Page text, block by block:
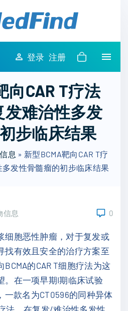
登录 注册
向CAR T疗法
发难治性多发
步临床结果
息 » 新型BCMA靶向CAR T疗
多发性骨髓瘤的初步临床结果
信息 0
细胞恶性肿瘤，对于复发或
找有效且安全的治疗方案至
的CAR T细胞疗法为这
。在一项早期I期临床试验
一款名为CT0596的同种异体
法，在复发/难治性多发性